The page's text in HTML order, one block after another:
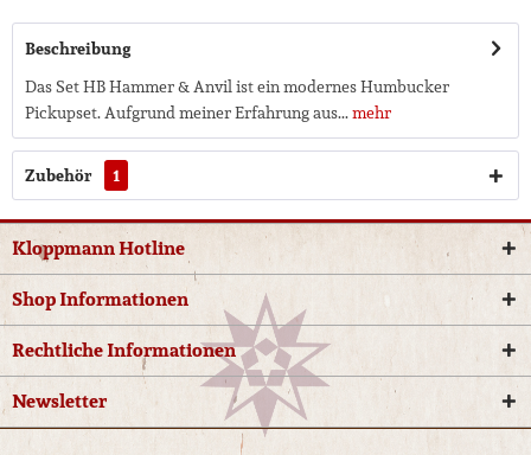
Beschreibung
Das Set HB Hammer & Anvil ist ein modernes Humbucker
Pickupset. Aufgrund meiner Erfahrung aus...mehr
Zubehör 1
Kloppmann Hotline
Shop Informationen
Rechtliche Informationen
Newsletter